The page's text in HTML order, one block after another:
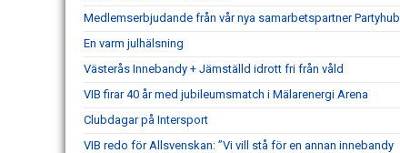
Medlemserbjudande från vår nya samarbetspartner Partyhub
En varm julhälsning
Västerås Innebandy + Jämställd idrott fri från våld
VIB firar 40 år med jubileumsmatch i Mälarenergi Arena
Clubdagar på Intersport
VIB redo för Allsvenskan: ”Vi vill stå för en annan innebandy